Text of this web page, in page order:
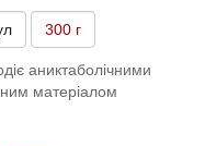
300 г
аниктаболічними
матеріалом